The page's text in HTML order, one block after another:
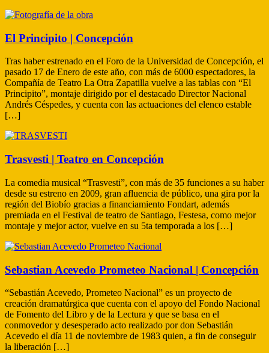
El Principito | Concepción
Tras haber estrenado en el Foro de la Universidad de Concepción, el
pasado 17 de Enero de este año, con más de 6000 espectadores, la
Compañía de Teatro La Otra Zapatilla vuelve a las tablas con “El
Principito”, montaje dirigido por el destacado Director Nacional
Andrés Céspedes, y cuenta con las actuaciones del elenco estable
[…]
Trasvesti | Teatro en Concepción
La comedia musical “Trasvesti”, con más de 35 funciones a su haber
desde su estreno en 2009, gran afluencia de público, una gira por la
región del Biobío gracias a financiamiento Fondart, además
premiada en el Festival de teatro de Santiago, Festesa, como mejor
montaje y mejor actor, vuelve en su 5ta temporada a los […]
Sebastian Acevedo Prometeo Nacional | Concepción
“Sebastián Acevedo, Prometeo Nacional” es un proyecto de
creación dramatúrgica que cuenta con el apoyo del Fondo Nacional
de Fomento del Libro y de la Lectura y que se basa en el
conmovedor y desesperado acto realizado por don Sebastián
Acevedo el día 11 de noviembre de 1983 quien, a fin de conseguir
la liberación […]